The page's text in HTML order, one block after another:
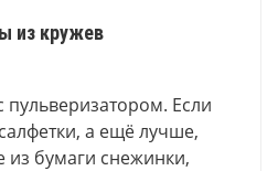
из кружев
пульверизатором. Если
а ещё лучше,
из бумаги снежинки,